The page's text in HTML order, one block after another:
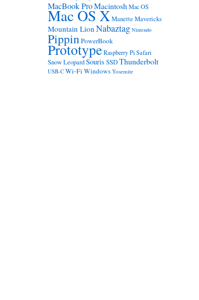
MacBook ProMacintosh Mac OS
Mac OS X Manette Mavericks
Mountain Lion Nabaztag Nintendo
PippinPowerBook
Prototype Raspberry Pi Safari
Snow LeopardSouris SSDThunderbolt
USB-C Wi-FiWindows Yosemite